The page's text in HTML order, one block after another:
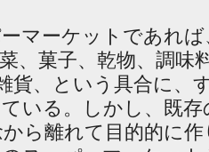
マーケットであれば
、菓子、乾物、調味
貨、という具合に、
いる。しかし、既
ら離れて目的的に